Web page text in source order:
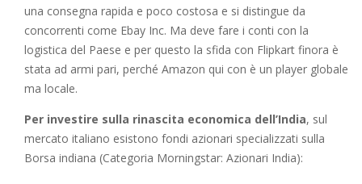
una consegna rapida e poco costosa e si distingue da
concorrenti come Ebay Inc. Ma deve fare i conti con la
logistica del Paese e per questo la sfida con Flipkart finora è
stata ad armi pari, perché Amazon qui con è un player globale
ma locale.
Per investire sulla rinascita economica dell’India, sul
mercato italiano esistono fondi azionari specializzati sulla
Borsa indiana (Categoria Morningstar: Azionari India):